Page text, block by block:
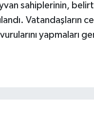
sahiplerinin,
Vatandaşların
yapmaları